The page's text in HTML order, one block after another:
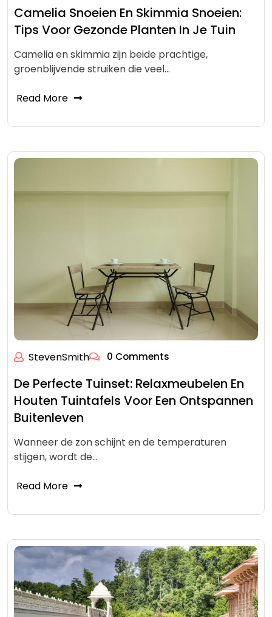
Camelia Snoeien En Skimmia Snoeien:
Tips Voor Gezonde Planten In Je Tuin
Camelia en skimmia zijn beide prachtige,
groenblijvende struiken die veel…
Read More
StevenSmith 0 Comments
De Perfecte Tuinset: Relaxmeubelen En
Houten Tuintafels Voor Een Ontspannen
Buitenleven
Wanneer de zon schijnt en de temperaturen
stijgen, wordt de…
Read More